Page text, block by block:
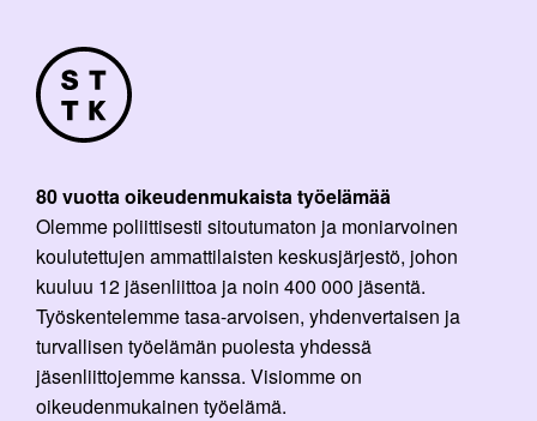
80 vuotta oikeudenmukaista työelämää
Olemme poliittisesti sitoutumaton ja moniarvoinen
koulutettujen ammattilaisten keskusjärjestö, johon
kuuluu 12 jäsenliittoa ja noin 400 000 jäsentä.
Työskentelemme tasa-arvoisen, yhdenvertaisen ja
turvallisen työelämän puolesta yhdessä
jäsenliittojemme kanssa. Visiomme on
oikeudenmukainen työelämä.